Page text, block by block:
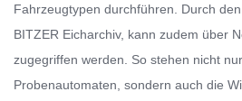
Fahrzeugtypen durchführen. Durch
BITZER Eicharchiv, kann zudem über
zugegriffen werden. So stehen nicht
Probenautomaten, sondern auch die